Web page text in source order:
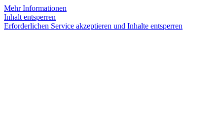
Mehr Informationen
Inhalt entsperren
Erforderlichen Service akzeptieren und Inhalte entsperren